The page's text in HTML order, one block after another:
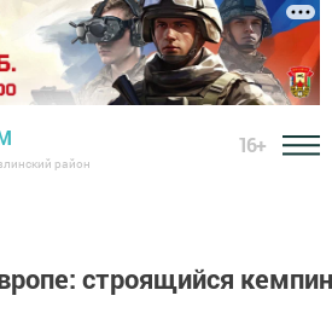
район
16+
строящийся